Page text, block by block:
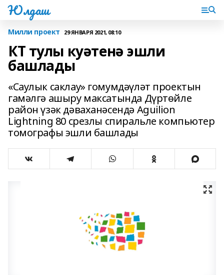
Юлдаш
Милли проект 29 ЯНВАРЯ 2021, 08:10
КТ тулы куәтенә эшли
башлады
«Саулык саклау» гомумдәүләт проектын
гамәлгә ашыру максатында Дүртөйле
район үзәк дәваханәсендә Aguilion
Lightning 80 срезлы спиральле компьютер
томографы эшли башлады